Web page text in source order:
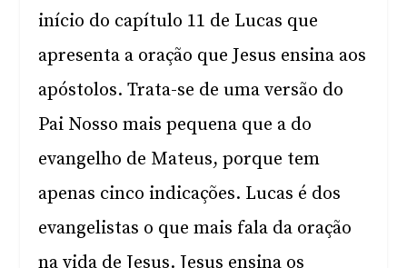
início do capítulo 11 de Lucas que
apresenta a oração que Jesus ensina aos
apóstolos. Trata-se de uma versão do
Pai Nosso mais pequena que a do
evangelho de Mateus, porque tem
apenas cinco indicações. Lucas é dos
evangelistas o que mais fala da oração
na vida de Jesus. Jesus ensina os